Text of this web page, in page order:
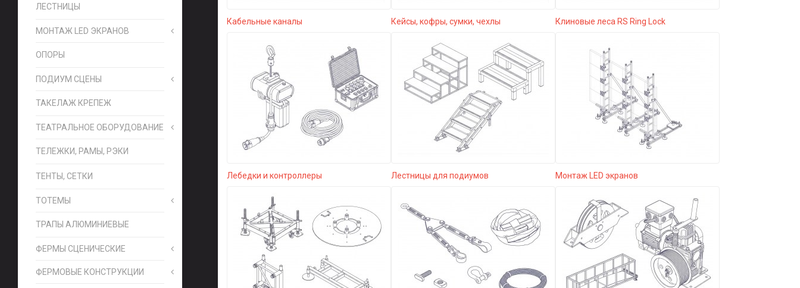
ЛЕСТНИЦЫ
МОНТАЖ LED ЭКРАНОВ
ОПОРЫ
ПОДИУМ СЦЕНЫ
ТАКЕЛАЖ КРЕПЕЖ
ТЕАТРАЛЬНОЕ ОБОРУДОВАНИЕ
ТЕЛЕЖКИ, РАМЫ, РЭКИ
ТЕНТЫ, СЕТКИ
ТОТЕМЫ
ТРАПЫ АЛЮМИНИЕВЫЕ
ФЕРМЫ СЦЕНИЧЕСКИЕ
ФЕРМОВЫЕ КОНСТРУКЦИИ
Кабельные каналы Кейсы, кофры, сумки, чехлы Клиновые леса RS Ring Lock
Лебедки и контроллеры Лестницы для подиумов Монтаж LED экранов